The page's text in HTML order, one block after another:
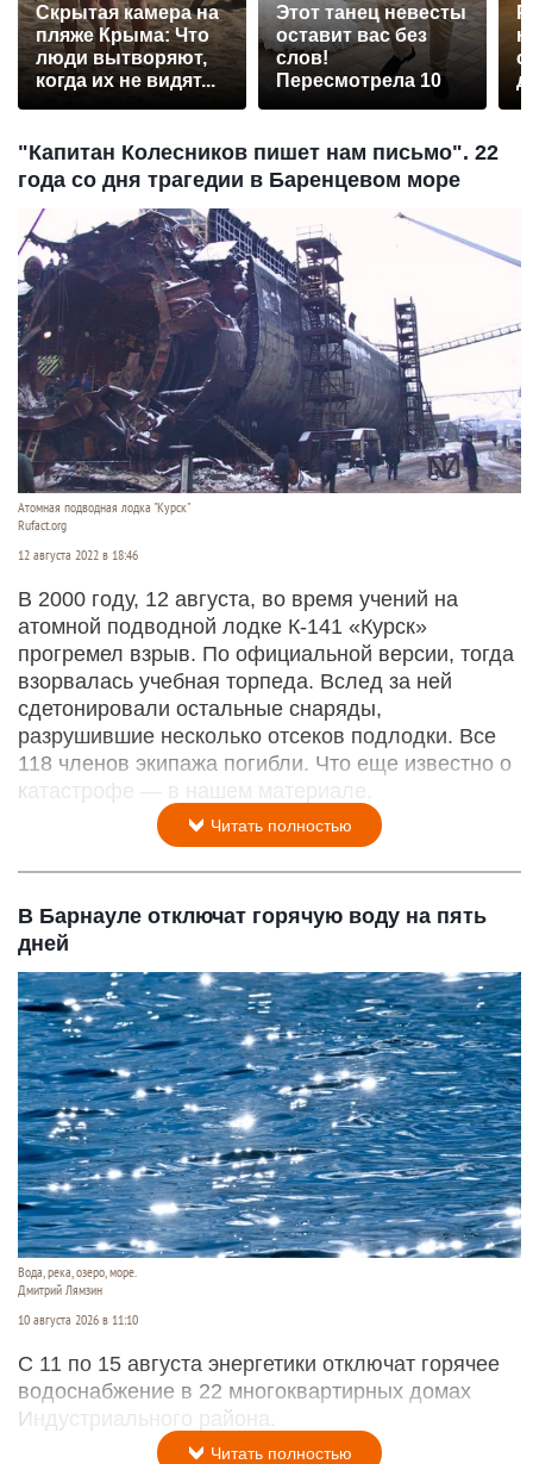
Скрытая камера на
пляже Крыма: Что
люди вытворяют,
когда их не видят...
Этот танец невесты
оставит вас без
слов!
Пересмотрела 10
"Капитан Колесников пишет нам письмо". 22
года со дня трагедии в Баренцевом море
Атомная подводная лодка "Курск"
Rufact.org
12 августа 2022 в 18:46
В 2000 году, 12 августа, во время учений на
атомной подводной лодке К-141 «Курск»
прогремел взрыв. По официальной версии, тогда
взорвалась учебная торпеда. Вслед за ней
сдетонировали остальные снаряды,
разрушившие несколько отсеков подлодки. Все
118 членов экипажа погибли. Что еще известно о
катастрофе — в нашем материале.
Читать полностью
В Барнауле отключат горячую воду на пять
дней
Вода, река, озеро, море.
Дмитрий Лямзин
10 августа 2026 в 11:10
С 11 по 15 августа энергетики отключат горячее
водоснабжение в 22 многоквартирных домах
Индустриального района.
Читать полностью